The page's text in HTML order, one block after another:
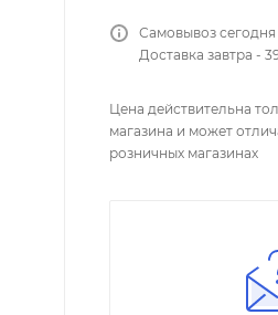
Самовывоз
Доставка завтра -
Цена действительна
магазина и может
розничных магазинах